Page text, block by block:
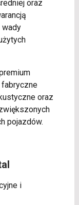
oraz
wady
fabryczne
oraz
pojazdów.
i